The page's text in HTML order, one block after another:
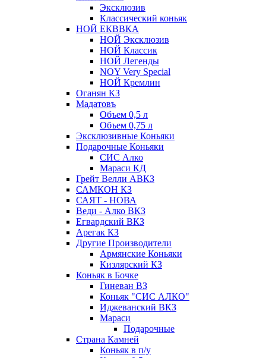
Эксклюзив
Классический коньяк
НОЙ ЕКВВКА
НОЙ Эксклюзив
НОЙ Классик
НОЙ Легенды
NOY Very Speсial
НОЙ Кремлин
Оганян КЗ
Мадатовъ
Объем 0,5 л
Объем 0,75 л
Эксклюзивные Коньяки
Подарочные Коньяки
СИС Алко
Мараси КД
Грейт Велли АВКЗ
САМКОН КЗ
САЯТ - НОВА
Веди - Алко ВКЗ
Егвардский ВКЗ
Арегак КЗ
Другие Производители
Армянские Коньяки
Кизлярский КЗ
Коньяк в Бочке
Гиневан ВЗ
Коньяк "СИС АЛКО"
Иджеванский ВКЗ
Мараси
Подарочные
Страна Камней
Коньяк в п/у